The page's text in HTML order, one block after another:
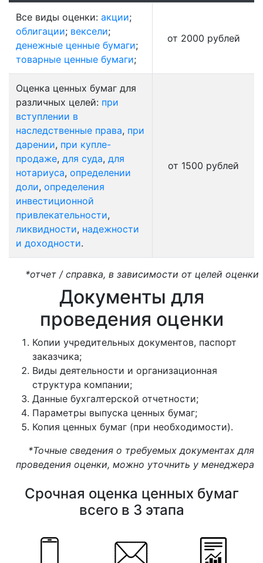
Все виды оценки: акции;
облигации; вексели;
денежные ценные бумаги;
товарные ценные бумаги;
от 2000 рублей
Оценка ценных бумаг для
различных целей: при
вступлении в
наследственные права, при
дарении, при купле-
продаже, для суда, для
нотариуса, определении
доли, определения
инвестиционной
привлекательности,
ликвидности, надежности
и доходности.
от 1500 рублей
*отчет / справка, в зависимости от целей оценки
Документы для
проведения оценки
Копии учредительных документов, паспорт
заказчика;
Виды деятельности и организационная
структура компании;
Данные бухгалтерской отчетности;
Параметры выпуска ценных бумаг;
Копия ценных бумаг (при необходимости).
*Точные сведения о требуемых документах для
проведения оценки, можно уточнить у менеджера
Срочная оценка ценных бумаг
всего в 3 этапа